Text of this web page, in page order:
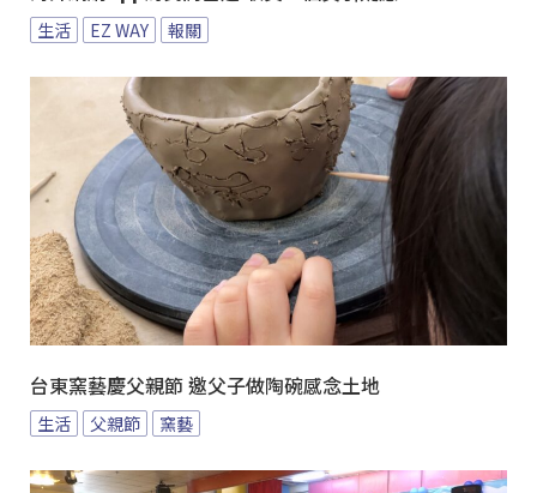
生活 EZ WAY 報關
台東窯藝慶父親節 邀父子做陶碗感念土地
生活 父親節 窯藝